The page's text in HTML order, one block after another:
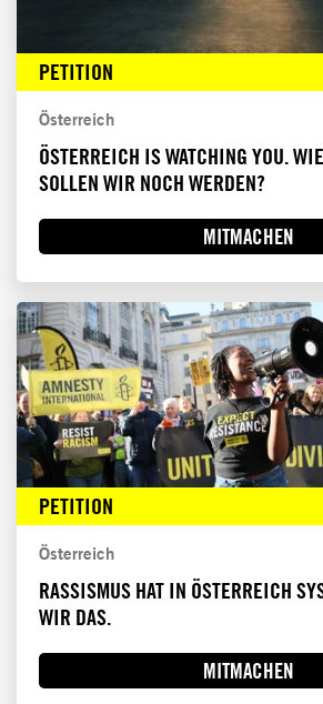
PETITION
Österreich
ÖSTERREICH IS WATCHING YOU.
SOLLEN WIR NOCH WERDEN?
MITMACHEN
PETITION
Österreich
RASSISMUS HAT IN ÖSTERREICH
WIR DAS.
MITMACHEN